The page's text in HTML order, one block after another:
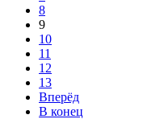
8
9
10
11
12
13
Вперёд
В конец